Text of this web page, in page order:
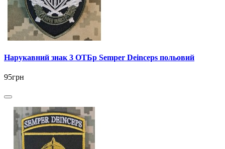
Нарукавний знак 3 ОТБр Semper Deinceps польовий
95грн